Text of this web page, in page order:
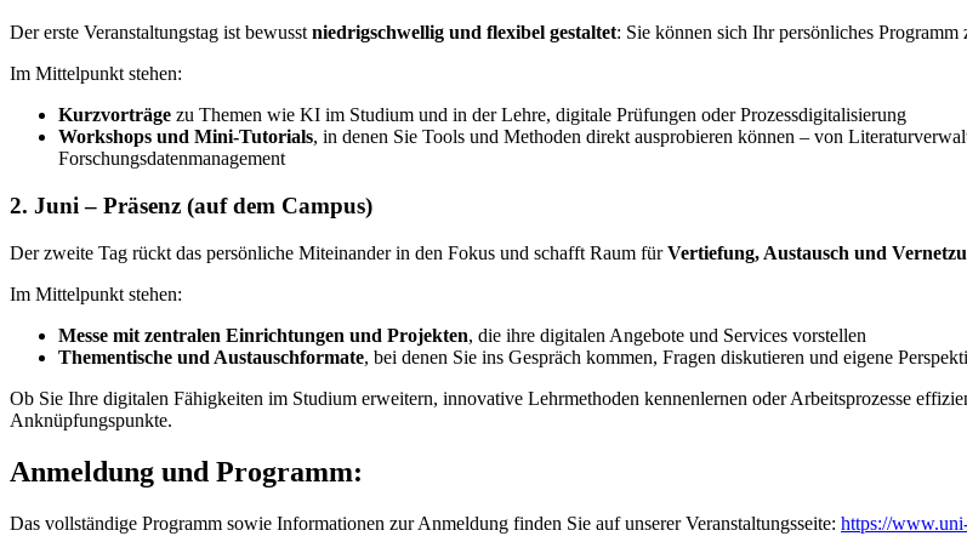
Der erste Veranstaltungstag ist bewusstniedrigschwellig und flexibel gestaltet: Sie können sich Ihr persönliches
Im Mittelpunkt stehen:
Kurzvorträge zu Themen wie KI im Studium und in der Lehre, digitale Prüfungen oder Prozessdigitalisierung
Workshops und Mini-Tutorials, in denen Sie Tools und Methoden direkt ausprobieren können – von
Forschungsdatenmanagement
2. Juni – Präsenz (auf dem Campus)
Der zweite Tag rückt das persönliche Miteinander in den Fokus und schafft Raum fürVertiefung, Austausch und
Im Mittelpunkt stehen:
Messe mit zentralen Einrichtungen und Projekten, die ihre digitalen Angebote und Services vorstellen
Thementische und Austauschformate, bei denen Sie ins Gespräch kommen, Fragen diskutieren und eigene
Ob Sie Ihre digitalen Fähigkeiten im Studium erweitern, innovative Lehrmethoden kennenlernen oder Arbeitsprozesse
Anknüpfungspunkte.
Anmeldung und Programm:
Das vollständige Programm sowie Informationen zur Anmeldung finden Sie auf unserer Veranstaltungsseite: https://